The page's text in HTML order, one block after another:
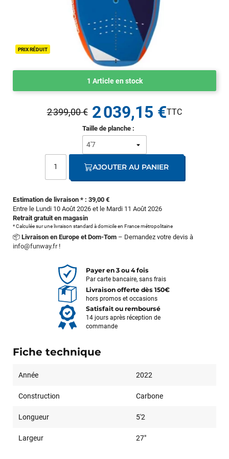
PRIX RÉDUIT
1 Article en stock
Estimation de livraison * : 39,00 €
Entre le Lundi 10 Août 2026 et le Mardi 11 Août 2026
Retrait gratuit en magasin
* Calculée sur une livraison standard à domicile en France métropolitaine
📦 Livraison en Europe et Dom-Tom – Demandez votre devis à
info@funway.fr!
Taille de planche :
2 399,00 € 2 039,15 €
AJOUTER AU PANIER
Payer en 3 ou 4 fois
Par carte bancaire, sans frais
Livraison offerte dès 150€
hors promos et occasions
Satisfait ou remboursé
14 jours après réception de
commande
Fiche technique
Année 2022
Construction Carbone
Longueur 5'2
Largeur 27"